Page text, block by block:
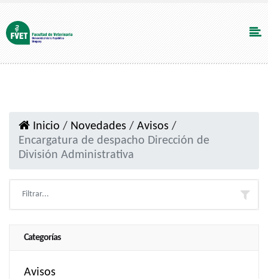
Inicio / Novedades / Avisos /
Encargatura de despacho Dirección de
División Administrativa
Categorías
Avisos